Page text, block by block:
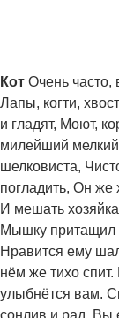
Кот Очень часто,
Лапы, когти,
и гладят, Моют,
милейший
шелковиста,
погладить, Он же
И мешать
Мышку притащил
Нравится ему
нём же тихо
улыбнётся вам.
сонлив и рад. Вы